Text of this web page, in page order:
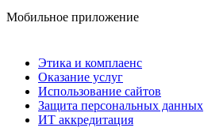
Мобильное приложение
Этика и комплаенс
Оказание услуг
Использование сайтов
Защита персональных данных
ИТ аккредитация